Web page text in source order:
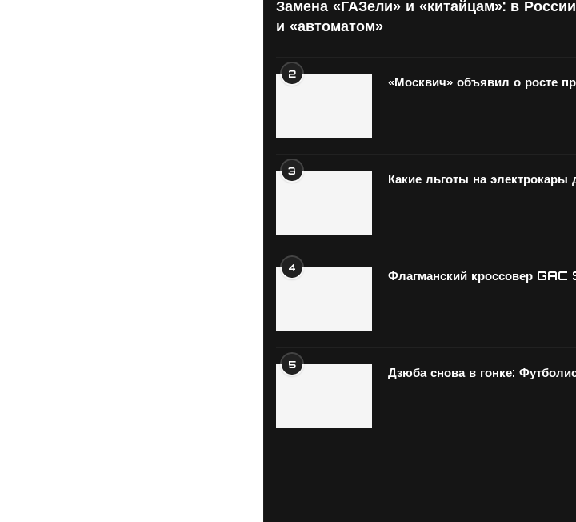
Замена «ГАЗели» и «китайцам»: в
и «автоматом»
2
«Москвич» объявил о росте
3
Какие льготы на
4
Флагманский кроссовер GAC
5
Дзюба снова в гонке: